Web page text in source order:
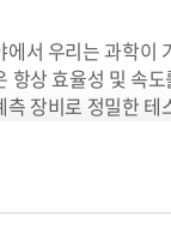
에서 우리는 과학이
항상 효율성 및 속
측 장비로 정밀한